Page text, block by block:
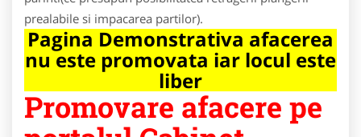
prealabile si impacarea partilor).
Pagina Demonstrativa afacerea
nu este promovata iar locul este
liber
Promovare afacere pe